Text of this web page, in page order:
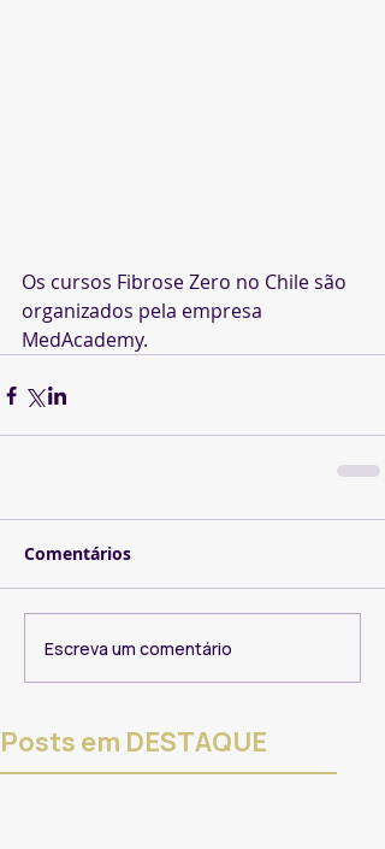
Os cursos Fibrose Zero no Chile são
organizados pela empresa
MedAcademy.
Comentários
Escreva um comentário
Posts em DESTAQUE